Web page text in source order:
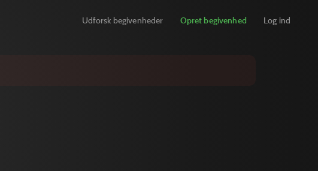
Udforsk begivenheder Opret begivenhed Log ind